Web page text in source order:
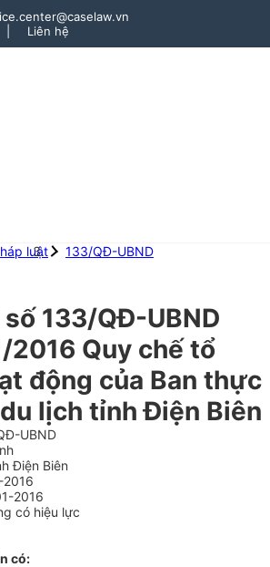
Liên hệ
luật 133/QĐ-UBND
133/QĐ-UBND
2016 Quy chế tổ
động của Ban thực
lịch tỉnh Điện Biên
UBND
Điện Biên
2016
có hiệu lực
có: